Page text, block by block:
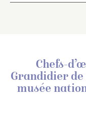
Chefs-
Grandidier
musée